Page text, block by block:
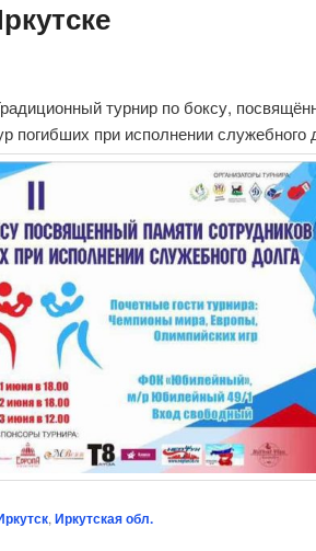
турнир по боксу,
погибших при исполнении служебного
, Иркутская обл.